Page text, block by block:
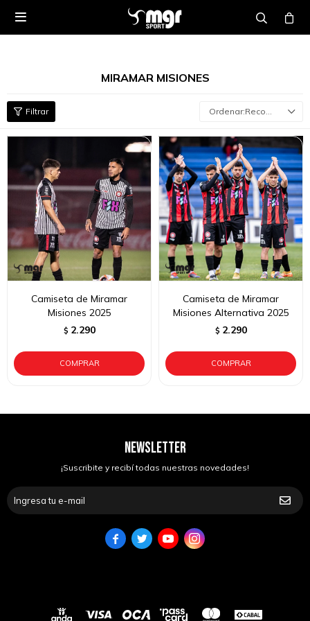

MIRAMAR MISIONES
Recomendados
Camiseta de Miramar
Misiones 2025
$ 2.290
Camiseta de Miramar
Misiones Alternativa 2025
$ 2.290
NEWSLETTER
¡Suscribite y recibí todas nuestras novedades!
   